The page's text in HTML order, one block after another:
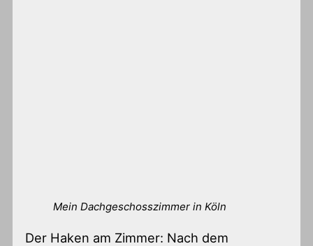
Mein Dachgeschosszimmer in Köln
Der Haken am Zimmer: Nach dem